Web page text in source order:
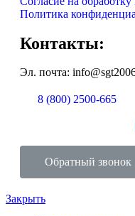
Политика
Контакты:
Эл. почта:
8 (800) 2500-665
Обратный звонок
Закрыть